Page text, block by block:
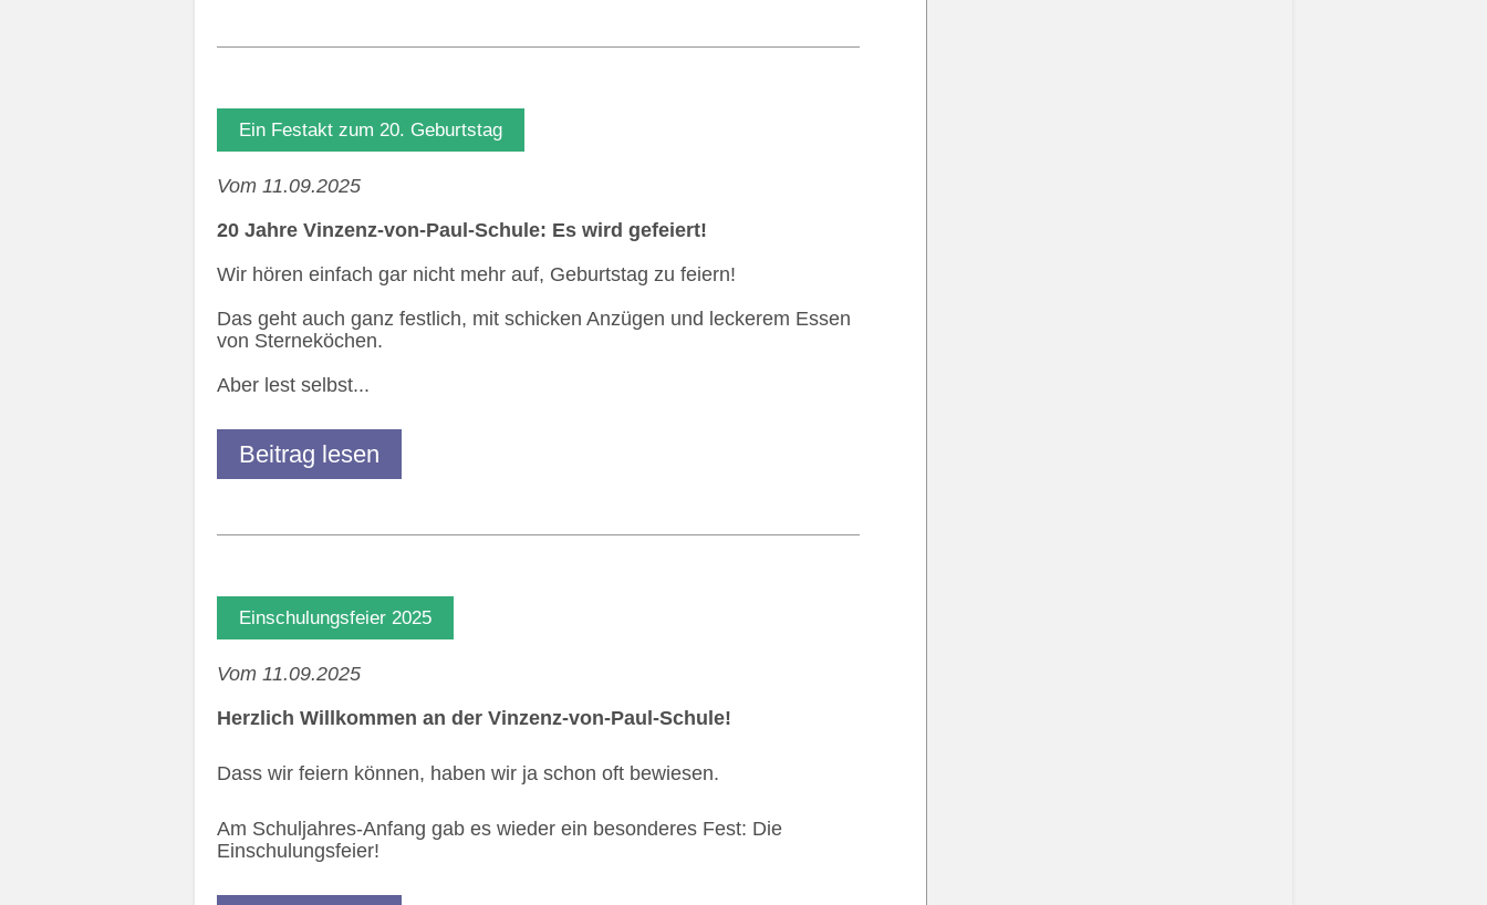
Ein Festakt zum 20. Geburtstag
Vom 11.09.2025
20 Jahre Vinzenz-von-Paul-Schule: Es wird gefeiert!
Wir hören einfach gar nicht mehr auf, Geburtstag zu feiern!
Das geht auch ganz festlich, mit schicken Anzügen und leckerem Essen
von Sterneköchen.
Aber lest selbst...
Beitrag lesen
Einschulungsfeier 2025
Vom 11.09.2025
Herzlich Willkommen an der Vinzenz-von-Paul-Schule!
Dass wir feiern können, haben wir ja schon oft bewiesen.
Am Schuljahres-Anfang gab es wieder ein besonderes Fest: Die
Einschulungsfeier!